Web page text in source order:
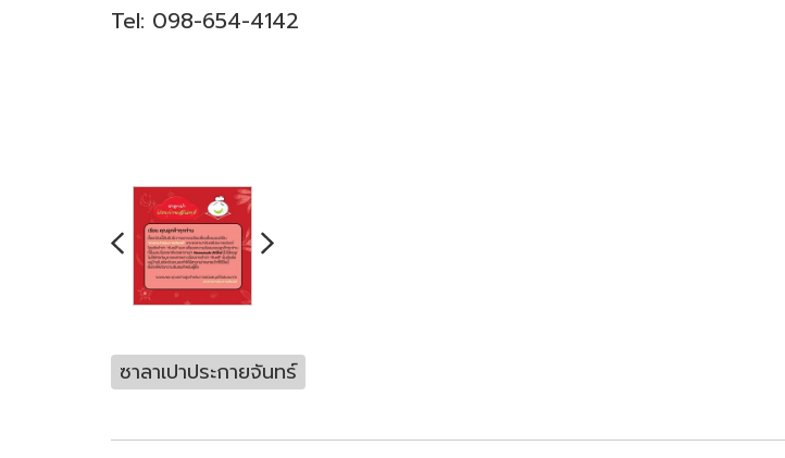
Tel: 098-654-4142
ซาลาเปาประกายจันทร์